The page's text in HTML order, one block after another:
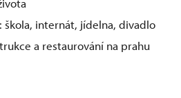
života
škola, internát, jídelna, divadlo
a restaurování na prahu